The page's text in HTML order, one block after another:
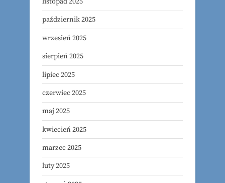
październik 2025
wrzesień 2025
sierpień 2025
lipiec 2025
czerwiec 2025
maj 2025
kwiecień 2025
marzec 2025
luty 2025